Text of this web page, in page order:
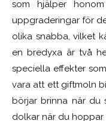
som hjälper
uppgraderingar för
olika snabba, vilket
en bredyxa är två
speciella effekter
vara att ett giftmoln
börjar brinna när du
dolkar när du hoppar